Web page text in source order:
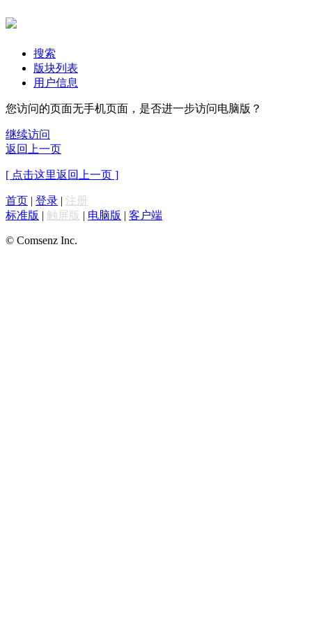
搜索
版块列表
用户信息
您访问的页面无手机页面，是否进一步访问电脑版？
继续访问
返回上一页
[ 点击这里返回上一页 ]
首页 | 登录 | 注册
标准版 | 触屏版 | 电脑版 | 客户端
© Comsenz Inc.